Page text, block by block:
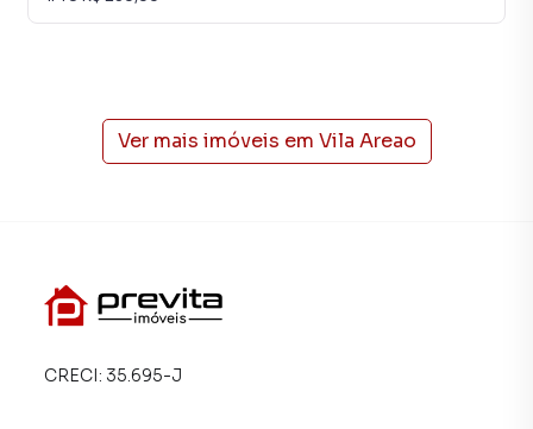
Ver mais imóveis em Vila Areao
CRECI: 35.695-J